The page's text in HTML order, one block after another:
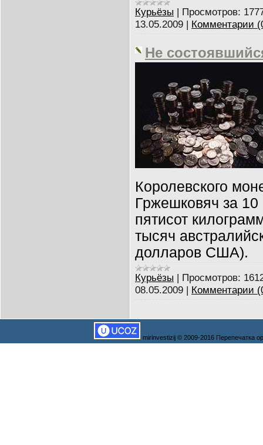
Курьёзы | Просмотров:
13.05.2009 | Комментарии
Не
Королевского
Гржешковяч за
пятисот
тысяч
долларов США).
Курьёзы | Просмотров:
08.05.2009 | Комментарии
mirinvestizij © 2009-2016 Перепечатка